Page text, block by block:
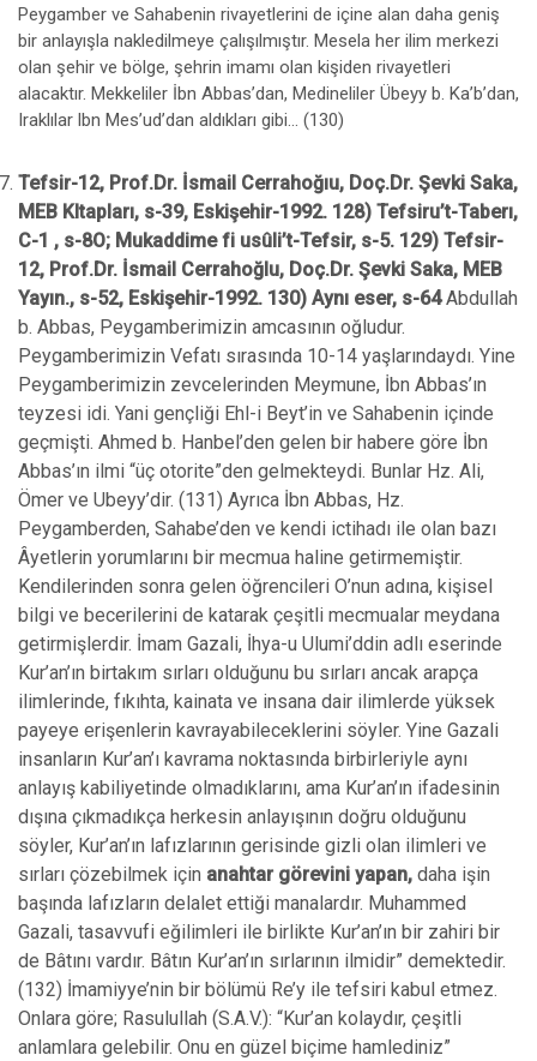
Peygamber ve Sahabenin rivayetlerini de içine alan daha geniş
bir anlayışla nakledilmeye çalışılmıştır. Mesela her ilim merkezi
olan şehir ve bölge, şehrin imamı olan kişiden rivayetleri
alacaktır. Mekkeliler İbn Abbas’dan, Medineliler Übeyy b. Ka’b’dan,
Iraklılar lbn Mes’ud’dan aldıkları gibi... (130)
Tefsir-12, Prof.Dr. İsmail Cerrahoğıu, Doç.Dr. Şevki Saka,
MEB Kltapları, s-39, Eskişehir-1992. 128) Tefsiru’t-Taberı,
C-1 , s-8O; Mukaddime fi usûli’t-Tefsir, s-5. 129) Tefsir-
12, Prof.Dr. İsmail Cerrahoğlu, Doç.Dr. Şevki Saka, MEB
Yayın., s-52, Eskişehir-1992. 130) Aynı eser, s-64Abdullah
b. Abbas, Peygamberimizin amcasının oğludur.
Peygamberimizin Vefatı sırasında 10-14 yaşlarındaydı. Yine
Peygamberimizin zevcelerinden Meymune, İbn Abbas’ın
teyzesi idi. Yani gençliği Ehl-i Beyt’in ve Sahabenin içinde
geçmişti. Ahmed b. Hanbel’den gelen bir habere göre İbn
Abbas’ın ilmi “üç otorite”den gelmekteydi. Bunlar Hz. Ali,
Ömer ve Ubeyy’dir. (131) Ayrıca İbn Abbas, Hz.
Peygamberden, Sahabe’den ve kendi ictihadı ile olan bazı
Âyetlerin yorumlarını bir mecmua haline getirmemiştir.
Kendilerinden sonra gelen öğrencileri O’nun adına, kişisel
bilgi ve becerilerini de katarak çeşitli mecmualar meydana
getirmişlerdir. İmam Gazali, İhya-u Ulumi’ddin adlı eserinde
Kur’an’ın birtakım sırları olduğunu bu sırları ancak arapça
ilimlerinde, fıkıhta, kainata ve insana dair ilimlerde yüksek
payeye erişenlerin kavrayabileceklerini söyler. Yine Gazali
insanların Kur’an’ı kavrama noktasında birbirleriyle aynı
anlayış kabiliyetinde olmadıklarını, ama Kur’an’ın ifadesinin
dışına çıkmadıkça herkesin anlayışının doğru olduğunu
söyler, Kur’an’ın lafızlarının gerisinde gizli olan ilimleri ve
sırları çözebilmek için anahtar görevini yapan, daha işin
başında lafızların delalet ettiği manalardır. Muhammed
Gazali, tasavvufi eğilimleri ile birlikte Kur’an’ın bir zahiri bir
de Bâtını vardır. Bâtın Kur’an’ın sırlarının ilmidir” demektedir.
(132) İmamiyye’nin bir bölümü Re’y ile tefsiri kabul etmez.
Onlara göre; Rasulullah (S.A.V.): “Kur’an kolaydır, çeşitli
anlamlara gelebilir. Onu en güzel biçime hamlediniz”